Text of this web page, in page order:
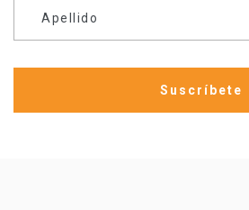
Apellido